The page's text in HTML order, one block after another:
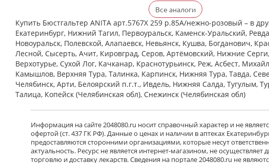
Все аналоги
Купить Бюстгальтер ANITA арт.5767X 259 р.85A/нежно-розовый – в
Екатеринбург, Нижний Тагил, Первоуральск, Каменск-Уральский,
Новоуральск, Полевской, Алапаевск, Невьянск, Кушва, Богданович,
Лесной, Сысерть, Ачит, Кировград, Серов, Артёмовский, Нижние
Верхотурье, Сухой Лог, Качканар, Краснотурьинск, Реж, Асбест,
Камышлов, Верхняя Тура, Талинка, Карпинск, Нижняя Тура, Тавда,
Челябинск, Арти, Белоярский п.г.т., Ивдель, Нижняя Салда, Тугулым,
Талица, Копейск (Челябинская обл), Снежинск (Челябинская обл)
Информация на сайте 2048080.ru носит справочный характер и не
офертой (ст. 437 ГК РФ). Данные о ценах и наличии в аптеках
предоставляются сторонними организациями, которые несут
актуальность. Ресурс не является интернет-магазином, не осуществляет
торговлю и доставку лекарств. Сведения на портале 2048080.ru не